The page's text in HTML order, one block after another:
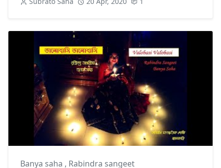
Banya saha , Rabindra sangeet